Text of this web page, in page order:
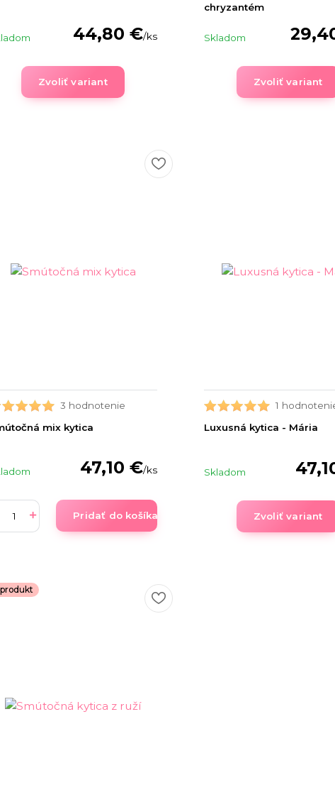
44,80 €/ks
Zvoliť variant
chryzantém
Skladom
Zvoliť variant
3 hodnotenie
mix kytica
47,10 €/ks
Pridať do košíka
1
Luxusná kytica - Mária
Skladom
Zvoliť variant